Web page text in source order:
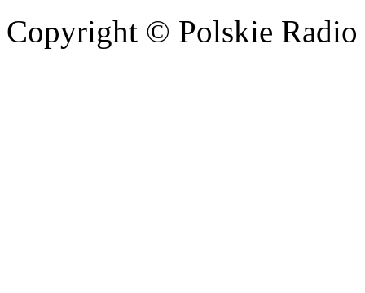
Copyright © Polskie